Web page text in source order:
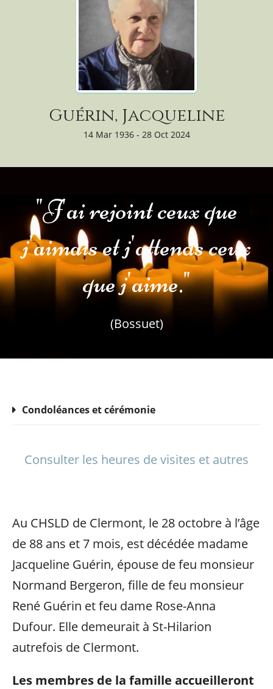
Guérin, Jacqueline
14 Mar 1936 - 28 Oct 2024
"J'ai rejoint ceux que
j'aimais et j'attends ceux
que j'aime."
(Bossuet)
Condoléances et cérémonie
Consulter les heures de visites et autres
Au CHSLD de Clermont, le 28 octobre à l’âge
de 88 ans et 7 mois, est décédée madame
Jacqueline Guérin, épouse de feu monsieur
Normand Bergeron, fille de feu monsieur
René Guérin et feu dame Rose-Anna
Dufour. Elle demeurait à St-Hilarion
autrefois de Clermont.
Les membres de la famille accueilleront